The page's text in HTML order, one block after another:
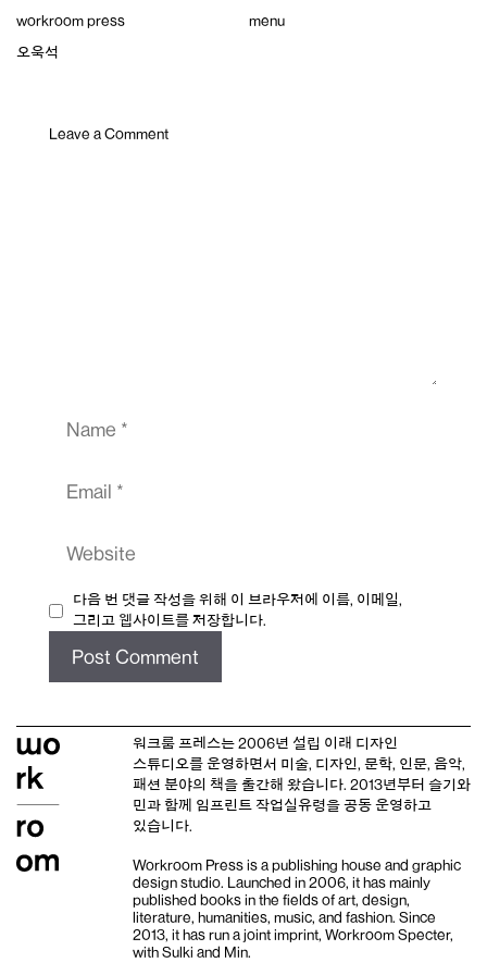
content
workroom press menu
오욱석
Leave a Comment
다음 번 댓글 작성을 위해 이 브라우저에 이름, 이메일,
그리고 웹사이트를 저장합니다.
워크룸 프레스는 2006년 설립 이래 디자인
스튜디오를 운영하면서 미술, 디자인, 문학, 인문, 음악,
패션 분야의 책을 출간해 왔습니다. 2013년부터 슬기와
민과 함께 임프린트 작업실유령을 공동 운영하고
있습니다.
Workroom Press is a publishing house and graphic
design studio. Launched in 2006, it has mainly
published books in the fields of art, design,
literature, humanities, music, and fashion. Since
2013, it has run a joint imprint, Workroom Specter,
with Sulki and Min.